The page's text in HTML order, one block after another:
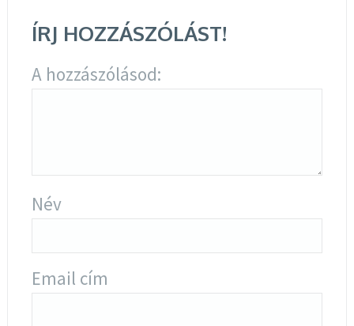
ÍRJ HOZZÁSZÓLÁST!
A hozzászólásod:
Név
Email cím